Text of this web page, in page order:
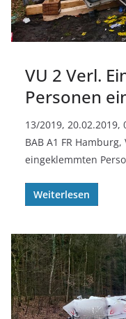
VU 2 Verl.
Personen
13/2019, 20.02.2019,
BAB A1 FR
eingeklemmten
Weiterlesen